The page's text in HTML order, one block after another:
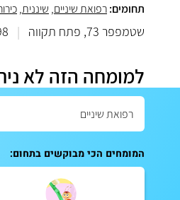
תחומים:רפואת שיניים, שיננית,
שטמפפר 73, פתח תקווה |
למומחה הזה לא
המומחים הכי מבוקשים בתחום: